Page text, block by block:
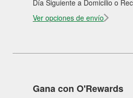
Día Siguiente a Domicilio o
Ver opciones de envío
Gana con O'Rewards